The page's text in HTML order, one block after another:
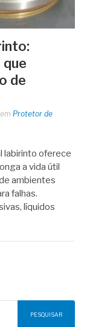
de
em Protetor de
labirinto oferece
a vida útil
ambientes
falhas.
líquidos
PESQUISAR